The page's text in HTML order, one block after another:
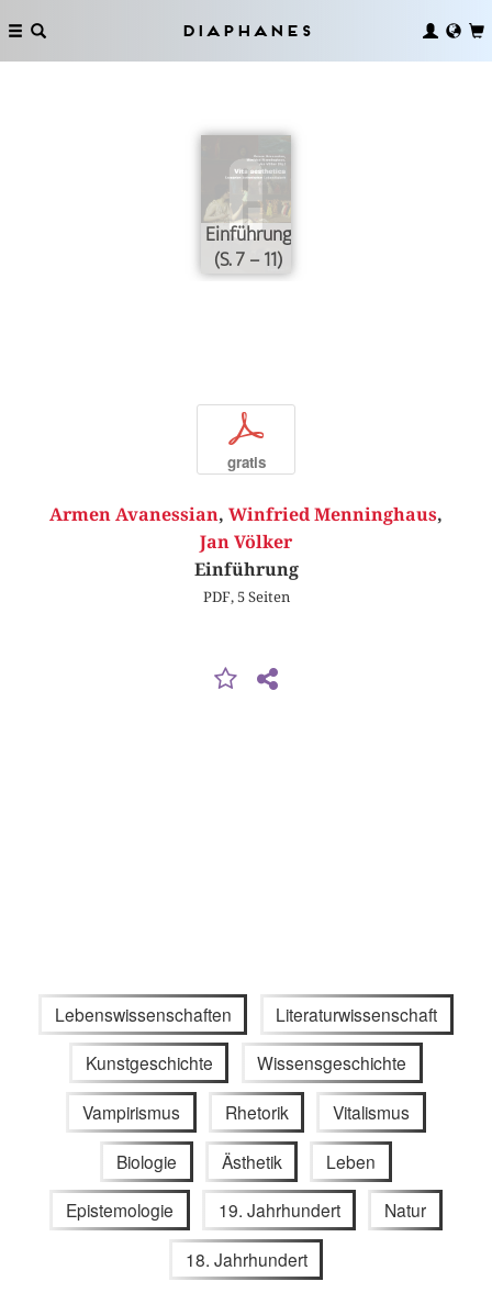
Diaphanes
Einführung
(S. 7 – 11)
p
gratis
Armen Avanessian, Winfried Menninghaus,
Jan Völker
Einführung
PDF, 5 Seiten
Lebenswissenschaften Literaturwissenschaft
Kunstgeschichte Wissensgeschichte
Vampirismus Rhetorik Vitalismus
Biologie Ästhetik Leben
Epistemologie 19. Jahrhundert Natur
18. Jahrhundert